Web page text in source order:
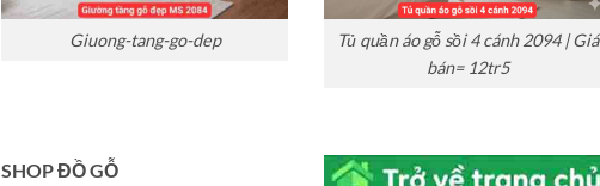
Giuong-tang-go-dep
Tủ quần áo gỗ sồi 4 cánh 2094 | Giá
bán= 12tr5
SHOP ĐỒ GỖ